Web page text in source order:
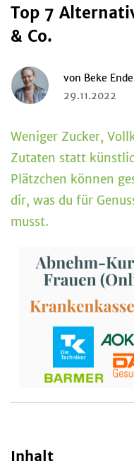
Top 7
& Co.
von Beke
29.11.2022
Weniger Zucker,
Zutaten statt
Plätzchen können
dir, was du für
musst.
Inhalt